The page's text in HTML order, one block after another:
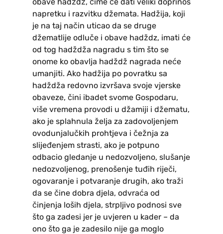
napretku i razvitku džemata. Hadžija, koji
je na taj način uticao da se druge
džematlije odluče i obave hadždz, imati će
od tog hadždža nagradu s tim što se
onome ko obavlja hadždž nagrada neće
umanjiti. Ako hadžija po povratku sa
hadždža redovno izvršava svoje vjerske
obaveze, čini ibadet svome Gospodaru,
više vremena provodi u džamiji i džematu,
ako je splahnula želja za zadovoljenjem
ovodunjalučkih prohtjeva i čežnja za
slijeđenjem strasti, ako je potpuno
odbacio gledanje u nedozvoljeno, slušanje
nedozvoljenog, prenošenje tuđih riječi,
ogovaranje i potvaranje drugih, ako traži
da se čine dobra djela, odvraća od
činjenja loših djela, strpljivo podnosi sve
što ga zadesi jer je uvjeren u kader – da
ono što ga je zadesilo nije ga moglo